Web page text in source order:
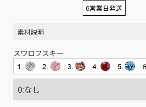
6営業日発送
素材説明
スワロフスキー